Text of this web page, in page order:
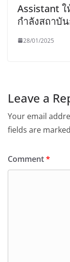
Assistant
กำลังสถาบั
28/01/2025
Leave a
Your email
fields are marked
Comment*